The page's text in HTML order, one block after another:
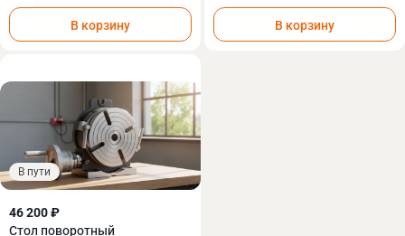
В корзину В корзину
В пути
46 200 ₽
Стол поворотный